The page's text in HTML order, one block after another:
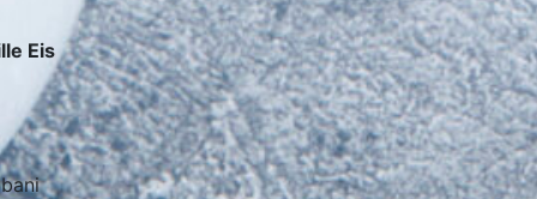
Eis